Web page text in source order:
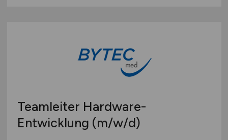
Teamleiter Hardware-
Entwicklung (m/w/d)